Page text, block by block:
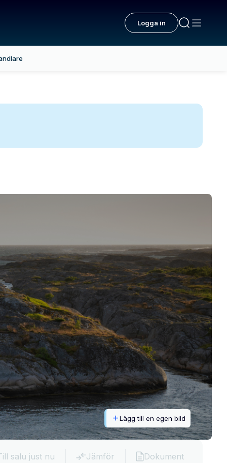
Logga in
Lägg till en egen bild
salu just nu Jämför Dokument